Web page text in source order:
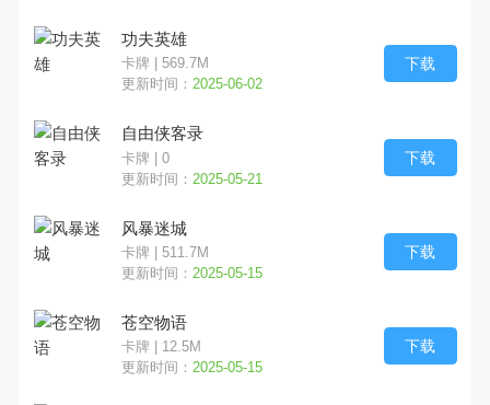
功夫英雄
卡牌 | 569.7M
更新时间： 2025-06-02
下载
自由侠客录
卡牌 | 0
更新时间： 2025-05-21
下载
风暴迷城
卡牌 | 511.7M
更新时间： 2025-05-15
下载
苍空物语
卡牌 | 12.5M
更新时间： 2025-05-15
下载